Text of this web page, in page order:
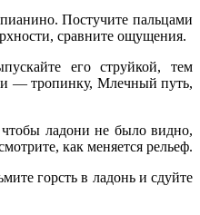
Постучите пальцами
сравните ощущения.
его струйкой, тем
— тропинку, Млечный путь,
ладони не было видно,
как меняется рельеф.
горсть в ладонь и сдуйте